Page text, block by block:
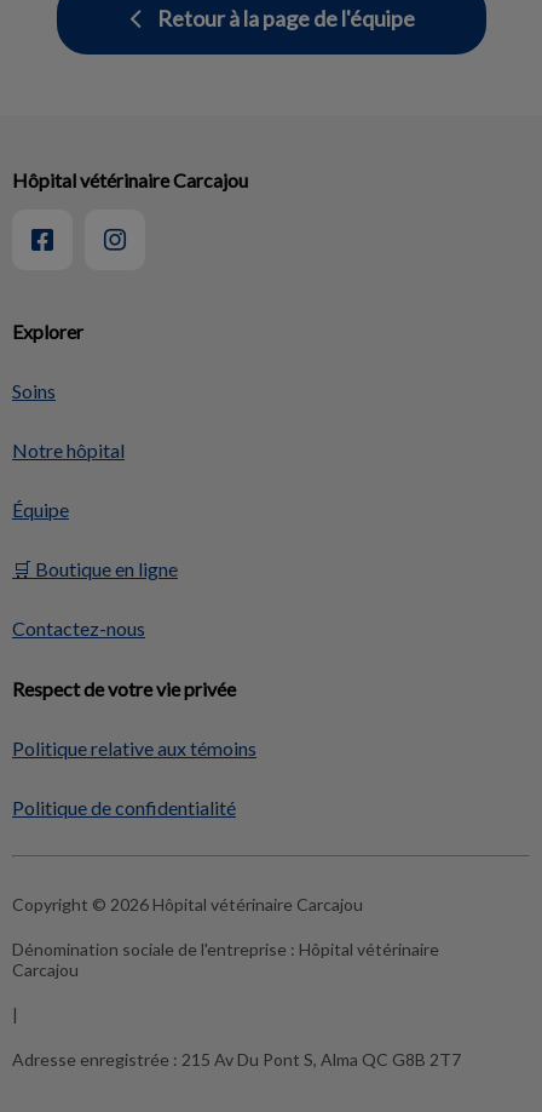
Retour à la page de l'équipe
Explorer
Soins
Notre hôpital
Équipe
🛒 Boutique en ligne
Contactez-nous
Respect de votre vie privée
Politique relative aux témoins
Politique de confidentialité
Hôpital vétérinaire Carcajou
Copyright © 2026 Hôpital vétérinaire Carcajou
Dénomination sociale de l'entreprise : Hôpital vétérinaire
Carcajou
|
Adresse enregistrée : 215 Av Du Pont S, Alma QC G8B 2T7